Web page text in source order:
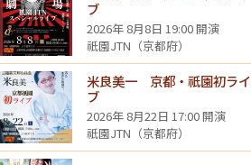
ブ
2026年 8月8日 19:00 開演
祇園JTN（京都府）
米良美一 京都・祇園初ライ
ブ
2026年 8月22日 17:00 開演
祇園JTN（京都府）